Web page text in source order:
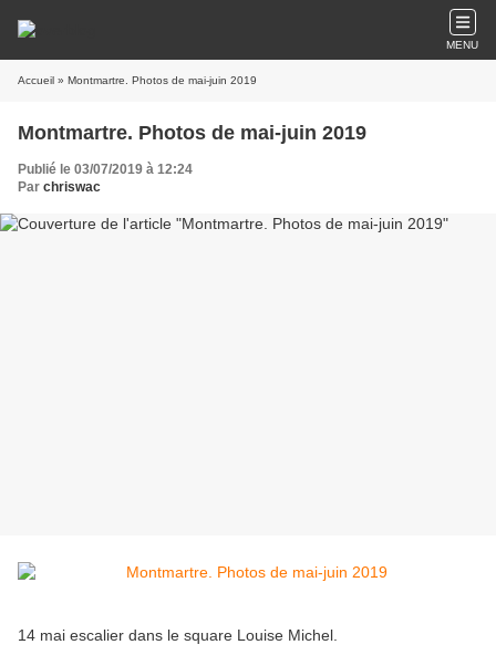
MENU
Accueil » Montmartre. Photos de mai-juin 2019
Montmartre. Photos de mai-juin 2019
Publié le 03/07/2019 à 12:24
Par chriswac
14 mai escalier dans le square Louise Michel.